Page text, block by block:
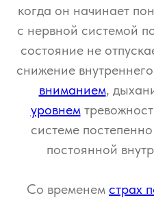
когда он начинает
с нервной системой
состояние не
снижение
вниманием,
уровнем
системе
постоянной
Со временем страх